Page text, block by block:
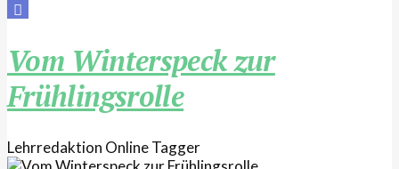
Vom Winterspeck zur
Frühlingsrolle
Lehrredaktion OnlineTagger